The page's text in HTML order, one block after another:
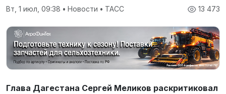
13 473
Вт, 1 июл, 09:38 • Новости • ТАСС
Глава Дагестана Сергей Меликов раскритиковал